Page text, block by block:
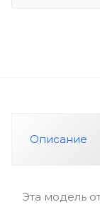
Описание
Эта модель